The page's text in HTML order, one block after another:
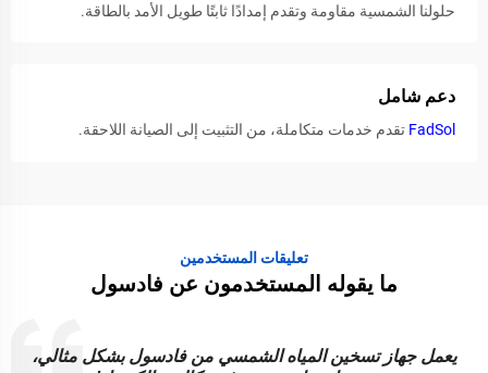
حلولنا الشمسية مقاومة وتقدم إمدادًا ثابتًا طويل الأمد بالطاقة.
دعم شامل
FadSolتقدم خدمات متكاملة، من التثبيت إلى الصيانة اللاحقة.
تعليقات المستخدمين
ما يقوله المستخدمون عن فادسول
يعمل جهاز تسخين المياه الشمسي من فادسول بشكل مثالي،